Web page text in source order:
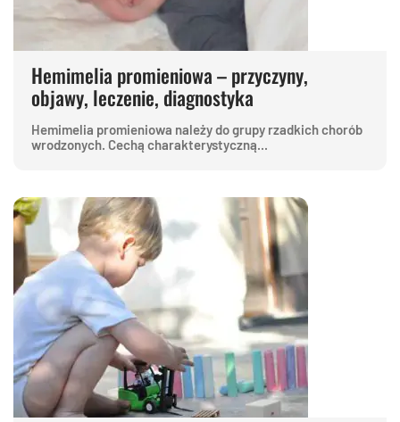
Hemimelia promieniowa – przyczyny,
objawy, leczenie, diagnostyka
Hemimelia promieniowa należy do grupy rzadkich chorób
wrodzonych. Cechą charakterystyczną...